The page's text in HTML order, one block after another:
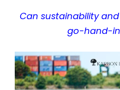
Can sustainability
go-hand-